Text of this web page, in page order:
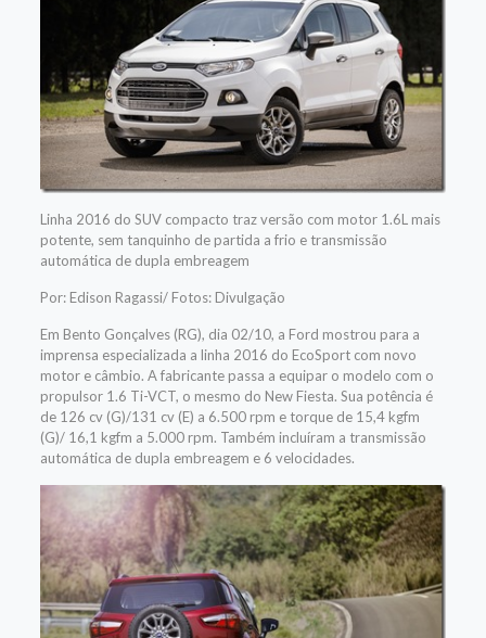
Linha 2016 do SUV compacto traz versão com motor 1.6L mais
potente, sem tanquinho de partida a frio e transmissão
automática de dupla embreagem
Por: Edison Ragassi/ Fotos: Divulgação
Em Bento Gonçalves (RG), dia 02/10, a Ford mostrou para a
imprensa especializada a linha 2016 do EcoSport com novo
motor e câmbio. A fabricante passa a equipar o modelo com o
propulsor 1.6 Ti-VCT, o mesmo do New Fiesta. Sua potência é
de 126 cv (G)/131 cv (E) a 6.500 rpm e torque de 15,4 kgfm
(G)/ 16,1 kgfm a 5.000 rpm. Também incluíram a transmissão
automática de dupla embreagem e 6 velocidades.